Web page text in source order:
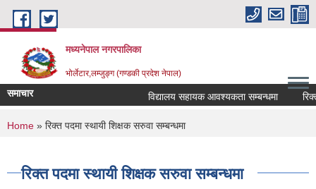
Skip to main content
मध्यनेपाल नगरपालिका
भोर्लेटार,लम्जुङ्ग (गण्डकी प्रदेश नेपाल)
समाचार विद्यालय सहायक आवश्यकता सम्बन्धमा रिक्त
You are here
Home » रिक्त पदमा स्थायी शिक्षक सरुवा सम्बन्धमा
रिक्त पदमा स्थायी शिक्षक सरुवा सम्बन्धमा